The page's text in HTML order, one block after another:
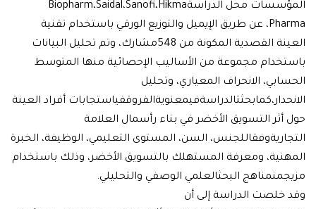
المؤسسات محل الدراسةBiopharm،Saidal،Sanofi،Hikma
Pharma، عن طريق الإيميل والتوزيع الورقي باستخدام تقنية
العينة القصدية المكونة من 548مشارك، وتم تحليل البيانات
مجموعة من الأساليب الإحصائية منها المتوسط
الانحراف المعياري، وتحليل
أفراد العينة
التسويق الأخضر في بناء رأسمال العلامة
السن، المستوى التعليمي، الوظيفة، الخبرة
ومعرفة المستهلك بالتسويق الأخضر، وذلك باستخدام
البحثالعلمي الوصفي والتحليلي.
الدراسة إلى أن